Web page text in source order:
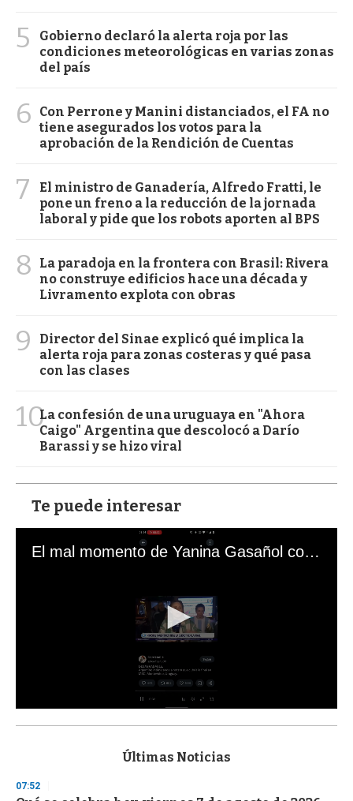
5
Gobierno declaró la alerta roja por las
condiciones meteorológicas en varias zonas
del país
6
Con Perrone y Manini distanciados, el FA no
tiene asegurados los votos para la
aprobación de la Rendición de Cuentas
7
El ministro de Ganadería, Alfredo Fratti, le
pone un freno a la reducción de la jornada
laboral y pide que los robots aporten al BPS
8
La paradoja en la frontera con Brasil: Rivera
no construye edificios hace una década y
Livramento explota con obras
9
Director del Sinae explicó qué implica la
alerta roja para zonas costeras y qué pasa
con las clases
10La confesión de una uruguaya en "Ahora
Caigo" Argentina que descolocó a Darío
Barassi y se hizo viral
Te puede interesar
El mal momento de Yanina Gasañol con un hincha argentino en "Subrayado"
s
d
Últimas Noticias
07:52